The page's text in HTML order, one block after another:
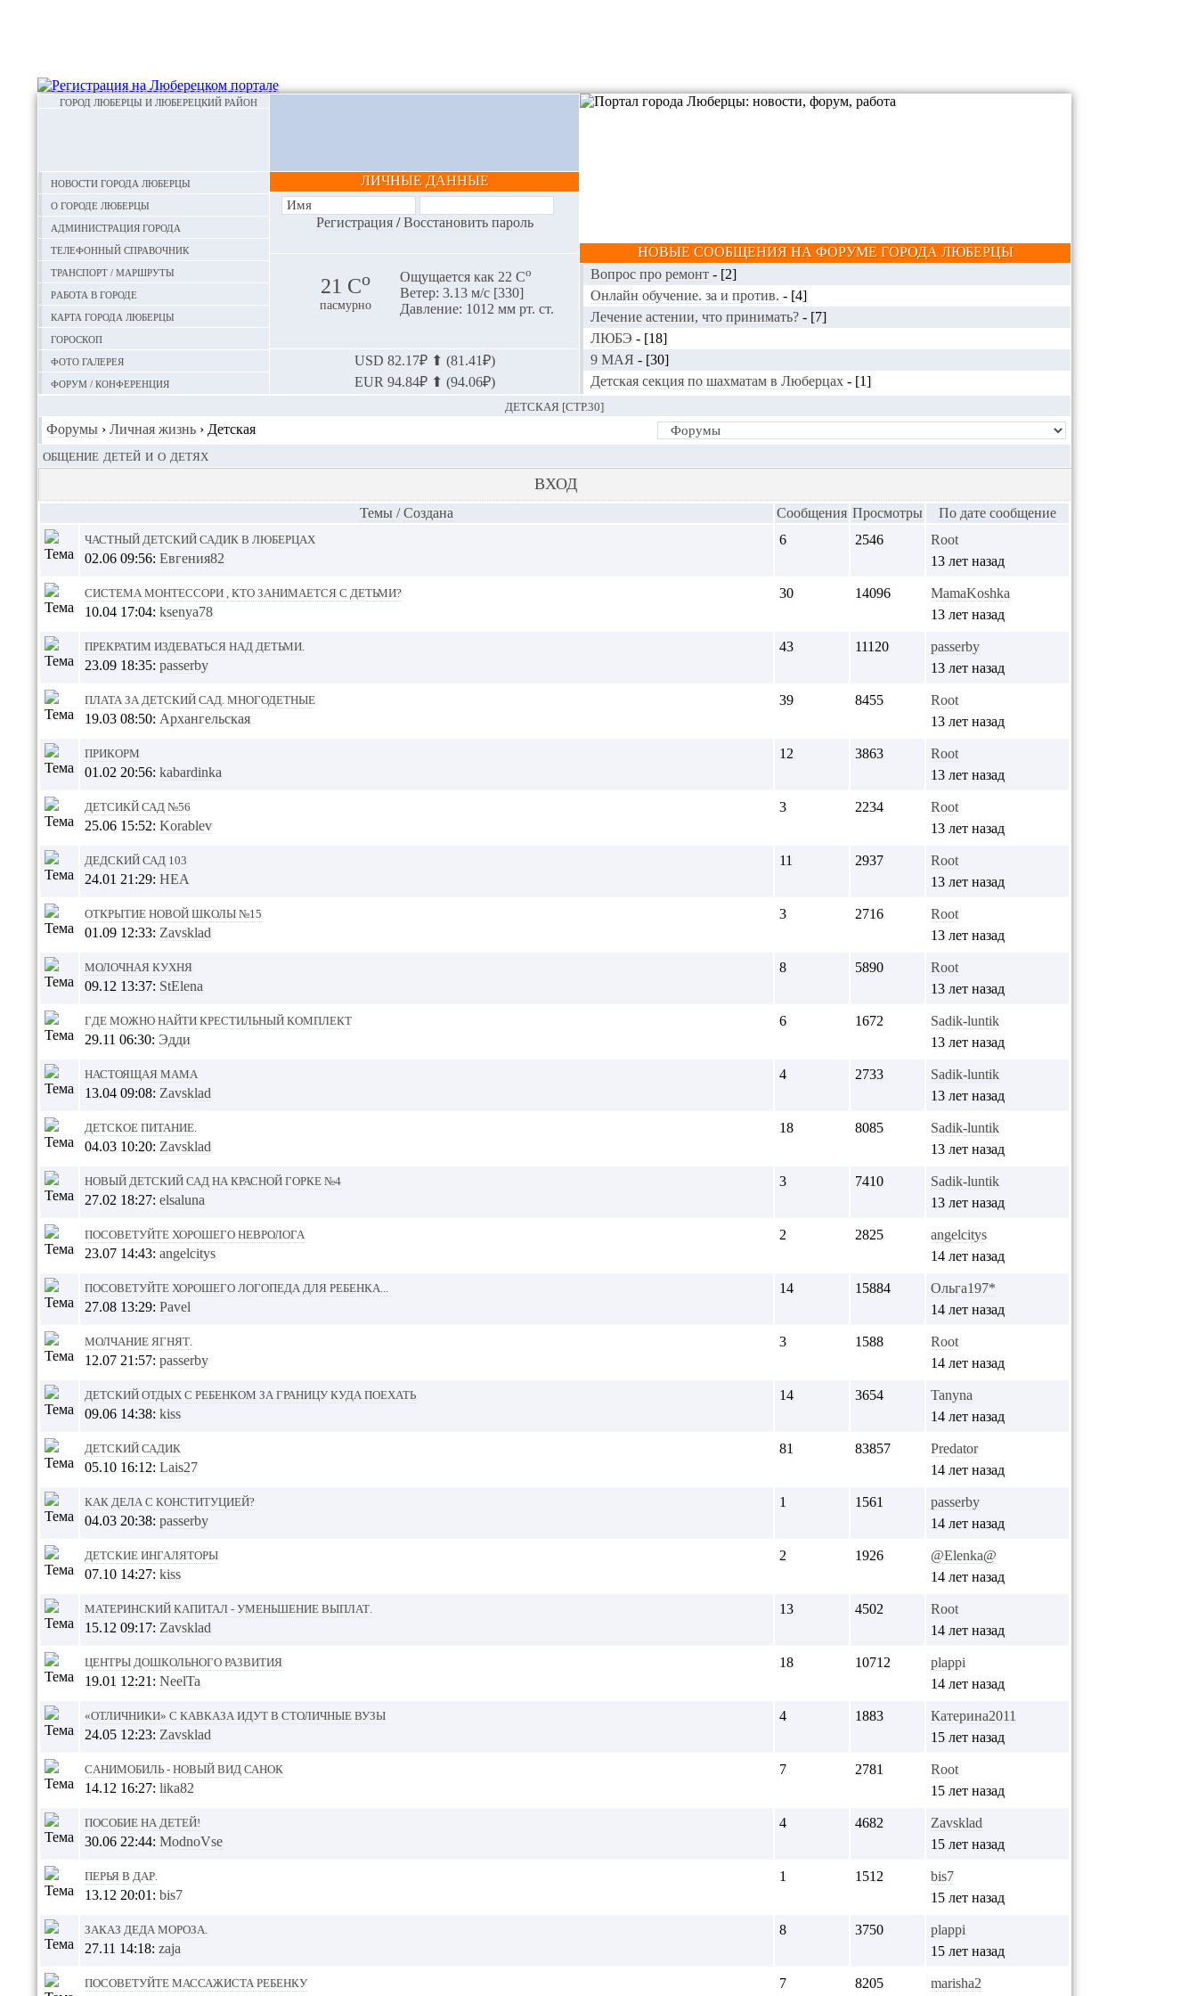
ГОРОД ЛЮБЕРЦЫ И ЛЮБЕРЕЦКИЙ РАЙОН
Новости города Люберцы
О городе Люберцы
Администрация города
Телефонный справочник
Транспорт / маршруты
Работа в городе
Карта города Люберцы
Гороскоп
Фото галерея
Форум / конференция
ЛИЧНЫЕ ДАННЫЕ
Регистрация/Восстановить пароль
21 Сo
пасмурно
Ощущается как 22 Сo
Ветер: 3.13 м/с [330]
Давление: 1012 мм рт. ст.
USD 82.17₽ ⬆ (81.41₽)
EUR 94.84₽ ⬆ (94.06₽)
НОВЫЕ СООБЩЕНИЯ НА ФОРУМЕ ГОРОДА ЛЮБЕРЦЫ
Вопрос про ремонт - [2]
Онлайн обучение. за и против. - [4]
Лечение астении, что принимать? - [7]
ЛЮБЭ - [18]
9 МАЯ - [30]
Детская секция по шахматам в Люберцах - [1]
ДЕТСКАЯ [СТР.30]
Форумы › Личная жизнь › Детская
общение детей и о детях
ВХОД
Темы /Cоздана Сообщения Просмотры По дате сообщение
Частный детский садик в Люберцах
02.06 09:56: Евгения82
6 2546
Root
13 лет назад
Система Монтессори , кто занимается с детьми?
10.04 17:04: ksenya78
30 14096
MamaKoshka
13 лет назад
Прекратим издеваться над детьми.
23.09 18:35: passerby
43 11120
passerby
13 лет назад
Плата за детский сад. Многодетные
19.03 08:50: Архангельская
39 8455
Root
13 лет назад
прикорм
01.02 20:56: kabardinka
12 3863
Root
13 лет назад
Детсикй сад №56
25.06 15:52: Korablev
3 2234
Root
13 лет назад
Дедский сад 103
24.01 21:29: НЕА
11 2937
Root
13 лет назад
Открытие новой школы №15
01.09 12:33: Zavsklad
3 2716
Root
13 лет назад
Молочная кухня
09.12 13:37: StElena
8 5890
Root
13 лет назад
Где можно найти крестильный комплект
29.11 06:30: Эдди
6 1672
Sadik-luntik
13 лет назад
Настоящая мама
13.04 09:08: Zavsklad
4 2733
Sadik-luntik
13 лет назад
Детское питание.
04.03 10:20: Zavsklad
18 8085
Sadik-luntik
13 лет назад
новый детский сад на красной горке №4
27.02 18:27: elsaluna
3 7410
Sadik-luntik
13 лет назад
Посоветуйте хорошего невролога
23.07 14:43: angelcitys
2 2825
angelcitys
14 лет назад
Посоветуйте хорошего логопеда для ребенка...
27.08 13:29: Pavel
14 15884
Ольга197*
14 лет назад
Молчание ягнят.
12.07 21:57: passerby
3 1588
Root
14 лет назад
детский отдых с ребенком за границу куда поехать
09.06 14:38: kiss
14 3654
Tanyna
14 лет назад
Детский садик
05.10 16:12: Lais27
81 83857
Predator
14 лет назад
Как дела с Конституцией?
04.03 20:38: passerby
1 1561
passerby
14 лет назад
Детские ингаляторы
07.10 14:27: kiss
2 1926
@Elenka@
14 лет назад
Материнский капитал - уменьшение выплат.
15.12 09:17: Zavsklad
13 4502
Root
14 лет назад
Центры дошкольного развития
19.01 12:21: NeelTa
18 10712
plappi
14 лет назад
«Отличники» с Кавказа идут в столичные вузы
24.05 12:23: Zavsklad
4 1883
Катерина2011
15 лет назад
Санимобиль - новый вид санок
14.12 16:27: lika82
7 2781
Root
15 лет назад
Пособие на детей!
30.06 22:44: ModnoVse
4 4682
Zavsklad
15 лет назад
Перья в дар.
13.12 20:01: bis7
1 1512
bis7
15 лет назад
Заказ Деда Мороза.
27.11 14:18: zaja
8 3750
plappi
15 лет назад
посоветуйте массажиста ребенку 7 8205 marisha2